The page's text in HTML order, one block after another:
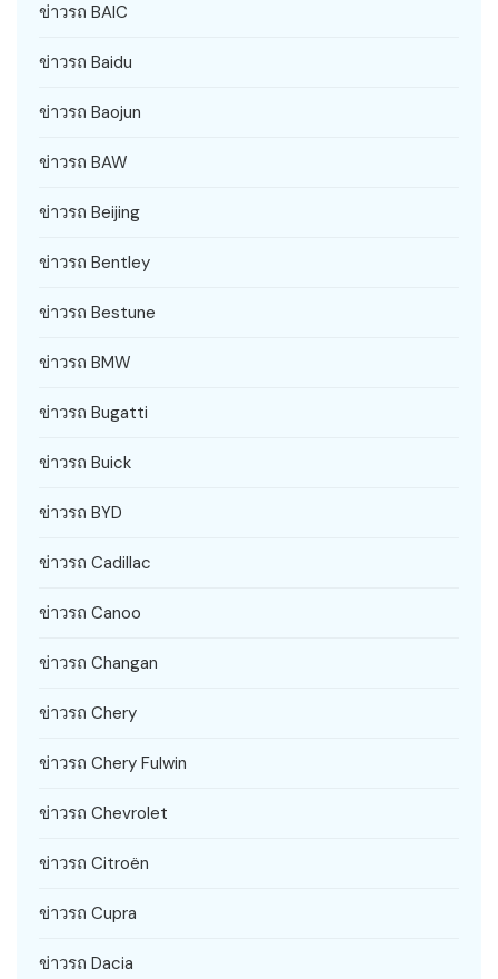
ข่าวรถ BAIC
ข่าวรถ Baidu
ข่าวรถ Baojun
ข่าวรถ BAW
ข่าวรถ Beijing
ข่าวรถ Bentley
ข่าวรถ Bestune
ข่าวรถ BMW
ข่าวรถ Bugatti
ข่าวรถ Buick
ข่าวรถ BYD
ข่าวรถ Cadillac
ข่าวรถ Canoo
ข่าวรถ Changan
ข่าวรถ Chery
ข่าวรถ Chery Fulwin
ข่าวรถ Chevrolet
ข่าวรถ Citroën
ข่าวรถ Cupra
ข่าวรถ Dacia